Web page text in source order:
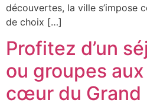
découvertes, la ville s’impose
de choix […]
Profitez d’un
ou groupes
cœur du Grand